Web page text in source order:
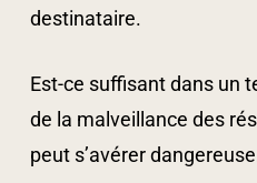
destinataire.
Est-ce suffisant dans un
de la malveillance des
peut s’avérer